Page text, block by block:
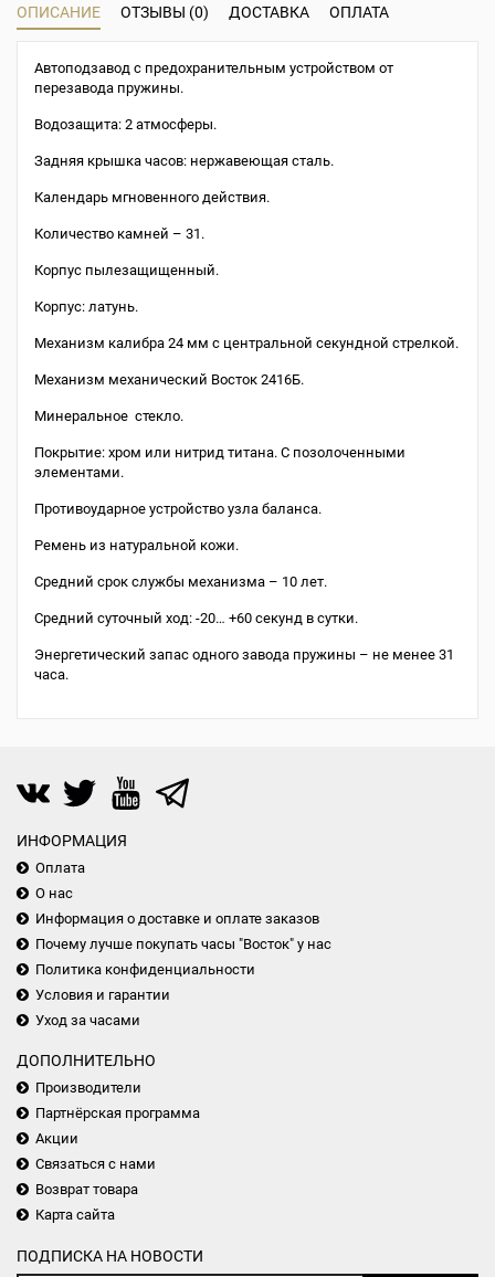
ОПИСАНИЕ ОТЗЫВЫ (0) ДОСТАВКА ОПЛАТА
Автоподзавод с предохранительным устройством от
перезавода пружины.
Водозащита: 2 атмосферы.
Задняя крышка часов: нержавеющая сталь.
Календарь мгновенного действия.
Количество камней – 31.
Корпус пылезащищенный.
Корпус: латунь.
Механизм калибра 24 мм с центральной секундной стрелкой.
Механизм механический Восток 2416Б.
Минеральное стекло.
Покрытие: хром или нитрид титана. С позолоченными
элементами.
Противоударное устройство узла баланса.
Ремень из натуральной кожи.
Средний срок службы механизма – 10 лет.
Средний суточный ход: -20… +60 секунд в сутки.
Энергетический запас одного завода пружины – не менее 31
часа.
ИНФОРМАЦИЯ
Оплата
О нас
Информация о доставке и оплате заказов
Почему лучше покупать часы "Восток" у нас
Политика конфиденциальности
Условия и гарантии
Уход за часами
ДОПОЛНИТЕЛЬНО
Производители
Партнёрская программа
Акции
Связаться с нами
Возврат товара
Карта сайта
ПОДПИСКА НА НОВОСТИ